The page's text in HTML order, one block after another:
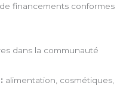
financements conformes
dans la communauté
alimentation, cosmétiques,